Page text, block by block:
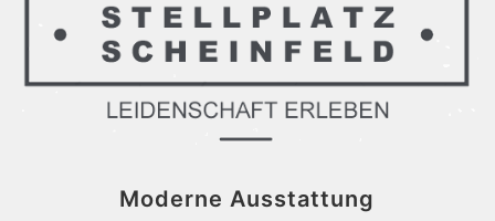
Moderne Ausstattung